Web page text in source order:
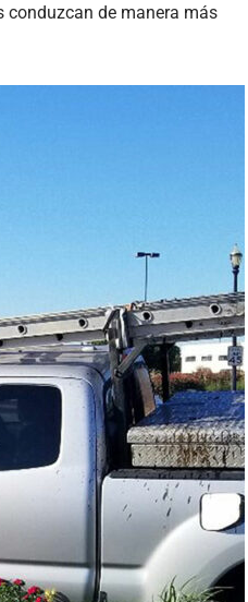
conduzcan de manera más
★
,lo recomiendo.